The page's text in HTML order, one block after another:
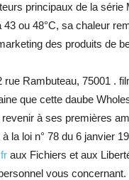
principaux de la
43 ou 48°C, sa chaleur
des produits de
rue Rambuteau, 75001 .
que cette daube
à ses premières
la loi n° 78 du 6 janvier
aux Fichiers et aux
vous